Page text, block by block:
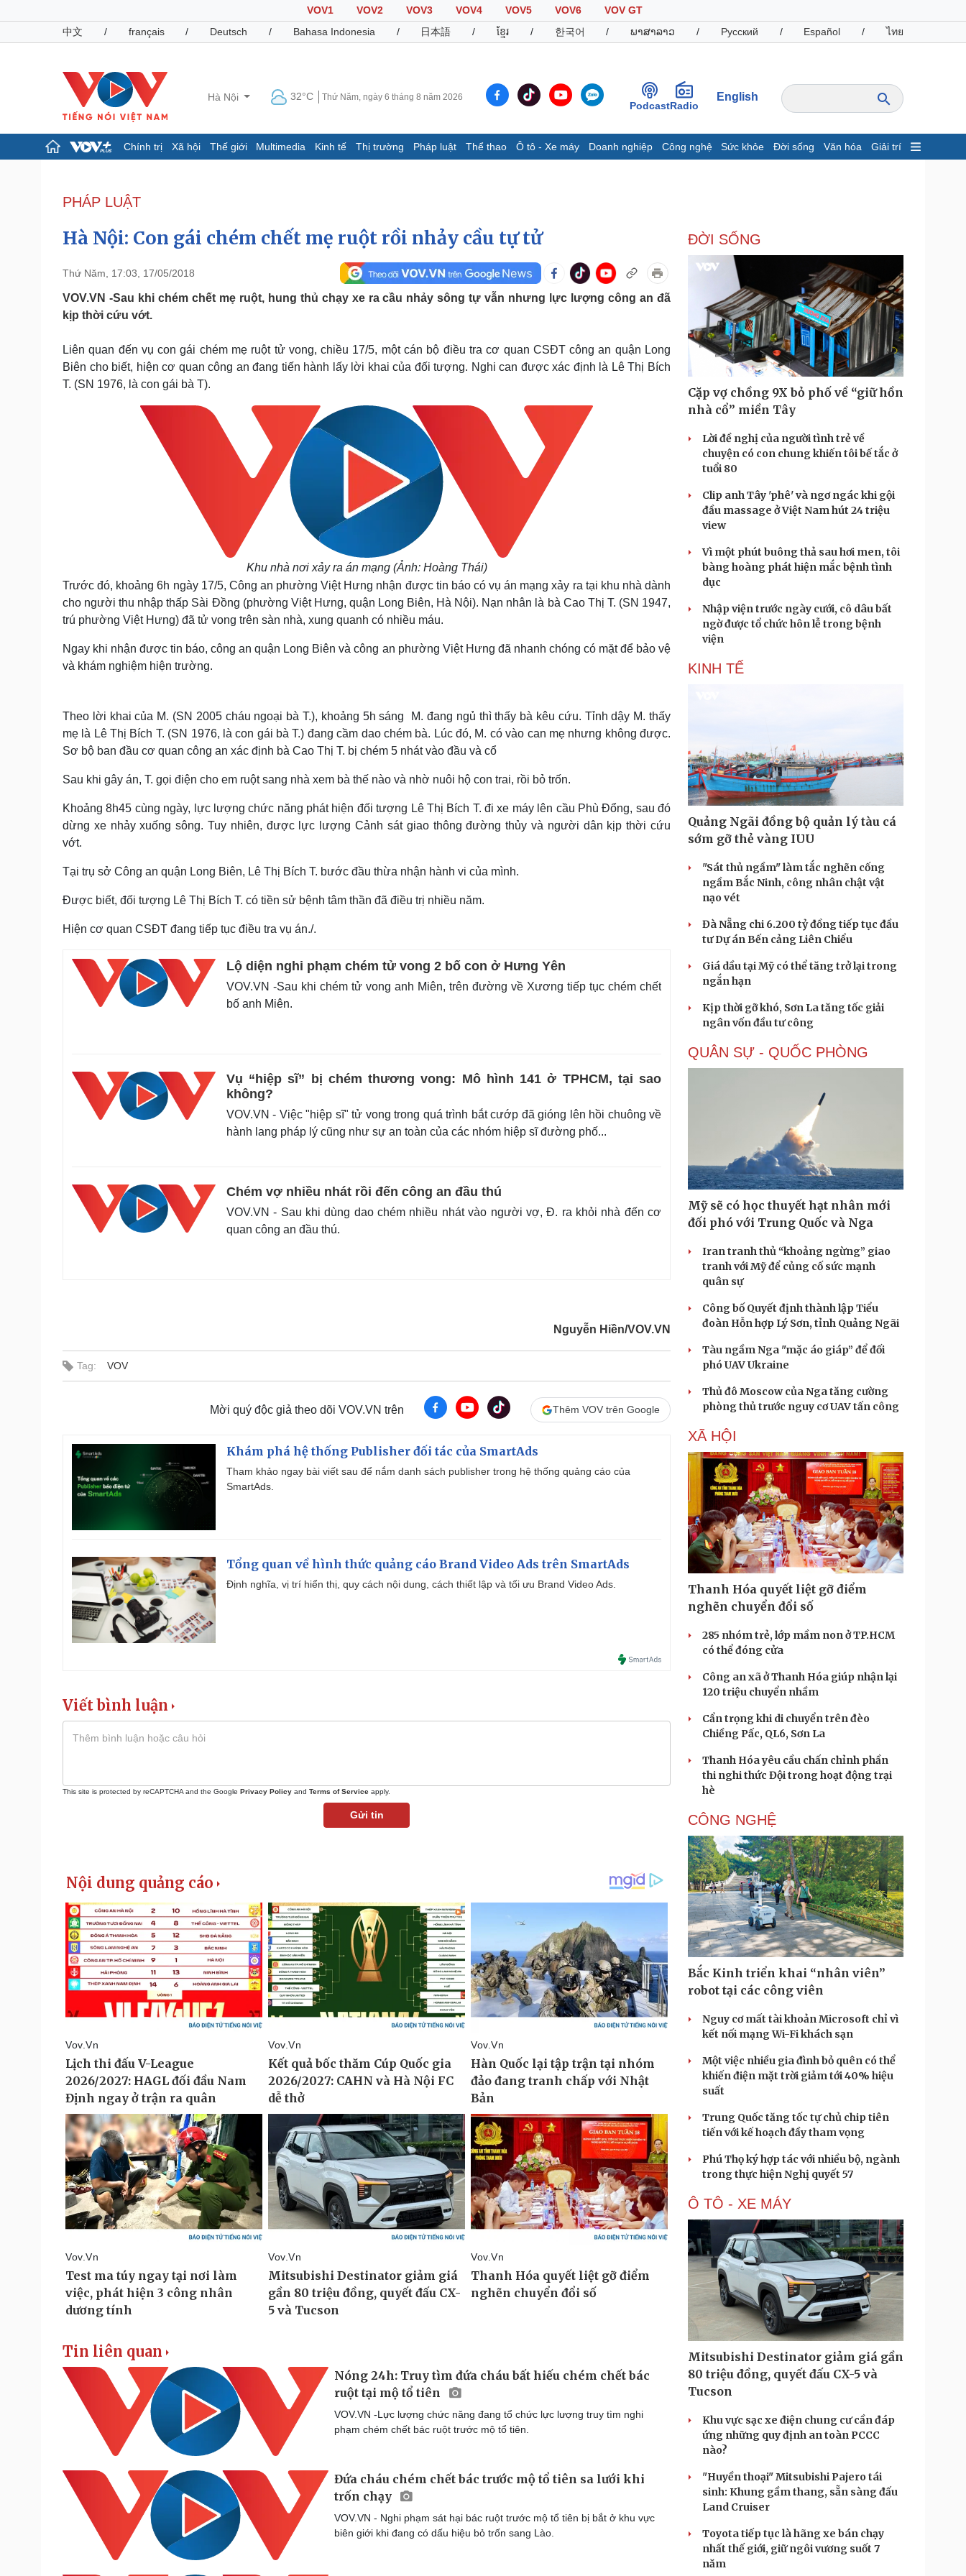
VOV1 VOV2 VOV3 VOV4 VOV5 VOV6
VOV GT
中文
/ français / Deutsch / Bahasa Indonesia / 日本語 / ខ្មែរ / 한국어 / ພາສາລາວ / Русский / Español / ไทย
Hà Nội 32°C Thứ Năm, ngày 6 tháng 8 năm 2026
PodcastRadio
English
Chính trị Xã hội Thế giới Multimedia Kinh tế Thị trường Pháp luật Thể thao Ô tô - Xe máy Doanh nghiệp Công nghệ Sức khỏe Đời sống Văn hóa Giải trí
Đảng
Tổ chức nhân sự
Nhận diện sự thật
Dấu ấn VOV
E-Magazine
Infographic
Giá cà phê
Pháp luật
Vụ án
Tư vấn luật
Quân sự - Quốc phòng
Phân tích
Thể thao
Thế giới thể thao
eSports
Ô tô - Xe máy
Tư vấn
Doanh nghiệp
Thông tin doanh nghiệp
Doanh nghiệp 24h
Doanh nhân
Vì cộng đồng
Công nghệ
Sành điệu
Tin Công nghệ
Trải nghiệm
Chuyển đổi số
Dinh dưỡng - món ngon
Nhà đẹp
Blog
Tình yêu - Gia đình
Sân khấu - Điện ảnh
Âm nhạc
Di sản
Nghệ sĩ
Thời trang
Sao Việt
Podcast
Câu chuyện thời sự
Đọc truyện đêm khuya
Cửa sổ tình yêu
PHÁP LUẬT
Hà Nội: Con gái chém chết mẹ ruột rồi nhảy cầu tự tử
Thứ Năm, 17:03, 17/05/2018
VOV.VN -Sau khi chém chết mẹ ruột, hung thủ chạy xe ra cầu nhảy sông tự vẫn nhưng lực lượng công an đã
kịp thời cứu vớt.
Liên quan đến vụ con gái chém mẹ ruột tử vong, chiều 17/5, một cán bộ điều tra cơ quan CSĐT công an quận Long
Biên cho biết, hiện cơ quan công an đang tiến hành lấy lời khai của đối tượng. Nghi can được xác định là Lê Thị Bích
T. (SN 1976, là con gái bà T).
Khu nhà nơi xảy ra án mạng (Ảnh: Hoàng Thái)
Trước đó, khoảng 6h ngày 17/5, Công an phường Việt Hưng nhận được tin báo có vụ án mạng xảy ra tại khu nhà dành
cho người thu nhập thấp Sài Đồng (phường Việt Hưng, quận Long Biên, Hà Nội). Nạn nhân là bà Cao Thị T. (SN 1947,
trú phường Việt Hưng) đã tử vong trên sàn nhà, xung quanh có nhiều máu.
Ngay khi nhận được tin báo, công an quận Long Biên và công an phường Việt Hưng đã nhanh chóng có mặt để bảo vệ
và khám nghiệm hiện trường.
Theo lời khai của M. (SN 2005 cháu ngoại bà T.), khoảng 5h sáng M. đang ngủ thì thấy bà kêu cứu. Tỉnh dậy M. thấy
mẹ là Lê Thị Bích T. (SN 1976, là con gái bà T.) đang cầm dao chém bà. Lúc đó, M. có vào can mẹ nhưng không được.
Sơ bộ ban đầu cơ quan công an xác định bà Cao Thị T. bị chém 5 nhát vào đầu và cổ
Sau khi gây án, T. gọi điện cho em ruột sang nhà xem bà thế nào và nhờ nuôi hộ con trai, rồi bỏ trốn.
Khoảng 8h45 cùng ngày, lực lượng chức năng phát hiện đối tượng Lê Thị Bích T. đi xe máy lên cầu Phù Đổng, sau đó
dừng xe nhảy xuống sông. Tuy nhiên, được lực lượng Cảnh sát giao thông đường thủy và người dân kịp thời cứu
vớt.
Tại trụ sở Công an quận Long Biên, Lê Thị Bích T. bước đầu thừa nhận hành vi của mình.
Được biết, đối tượng Lê Thị Bích T. có tiền sử bệnh tâm thần đã điều trị nhiều năm.
Hiện cơ quan CSĐT đang tiếp tục điều tra vụ án./.
Lộ diện nghi phạm chém tử vong 2 bố con ở Hưng Yên
VOV.VN -Sau khi chém tử vong anh Miên, trên đường về Xương tiếp tục chém chết
bố anh Miên.
Vụ “hiệp sĩ” bị chém thương vong: Mô hình 141 ở TPHCM, tại sao
không?
VOV.VN - Việc "hiệp sĩ" tử vong trong quá trình bắt cướp đã gióng lên hồi chuông về
hành lang pháp lý cũng như sự an toàn của các nhóm hiệp sĩ đường phố...
Chém vợ nhiều nhát rồi đến công an đầu thú
VOV.VN - Sau khi dùng dao chém nhiều nhát vào người vợ, Đ. ra khỏi nhà đến cơ
quan công an đầu thú.
Nguyễn Hiền/VOV.VN
Tag: VOV
Mời quý độc giả theo dõi VOV.VN trên Thêm VOV trên Google
Khám phá hệ thống Publisher đối tác của SmartAds
Tham khảo ngay bài viết sau để nắm danh sách publisher trong hệ thống quảng cáo của
SmartAds.
Tổng quan về hình thức quảng cáo Brand Video Ads trên SmartAds
Định nghĩa, vị trí hiển thị, quy cách nội dung, cách thiết lập và tối ưu Brand Video Ads.
Viết bình luận
This site is protected by reCAPTCHA and the Google Privacy Policy and Terms of Service apply.
Gửi tin
Tin liên quan
Nóng 24h: Truy tìm đứa cháu bất hiếu chém chết bác
ruột tại mộ tổ tiên
VOV.VN -Lực lượng chức năng đang tổ chức lực lượng truy tìm nghi
phạm chém chết bác ruột trước mộ tổ tiên.
Đứa cháu chém chết bác trước mộ tổ tiên sa lưới khi
trốn chạy
VOV.VN - Nghi phạm sát hại bác ruột trước mộ tổ tiên bị bắt ở khu vực
biên giới khi đang có dấu hiệu bỏ trốn sang Lào.
ĐỜI SỐNG
Cặp vợ chồng 9X bỏ phố về “giữ hồn
nhà cổ” miền Tây
Lời đề nghị của người tình trẻ về
chuyện có con chung khiến tôi bế tắc ở
tuổi 80
Clip anh Tây 'phê' và ngơ ngác khi gội
đầu massage ở Việt Nam hút 24 triệu
view
Vì một phút buông thả sau hơi men, tôi
bàng hoàng phát hiện mắc bệnh tình
dục
Nhập viện trước ngày cưới, cô dâu bất
ngờ được tổ chức hôn lễ trong bệnh
viện
KINH TẾ
Quảng Ngãi đồng bộ quản lý tàu cá
sớm gỡ thẻ vàng IUU
"Sát thủ ngầm" làm tắc nghẽn cống
ngầm Bắc Ninh, công nhân chật vật
nạo vét
Đà Nẵng chi 6.200 tỷ đồng tiếp tục đầu
tư Dự án Bến cảng Liên Chiểu
Giá dầu tại Mỹ có thể tăng trở lại trong
ngắn hạn
Kịp thời gỡ khó, Sơn La tăng tốc giải
ngân vốn đầu tư công
QUÂN SỰ - QUỐC PHÒNG
Mỹ sẽ có học thuyết hạt nhân mới
đối phó với Trung Quốc và Nga
Iran tranh thủ “khoảng ngừng” giao
tranh với Mỹ để củng cố sức mạnh
quân sự
Công bố Quyết định thành lập Tiểu
đoàn Hỗn hợp Lý Sơn, tỉnh Quảng Ngãi
Tàu ngầm Nga "mặc áo giáp” để đối
phó UAV Ukraine
Thủ đô Moscow của Nga tăng cường
phòng thủ trước nguy cơ UAV tấn công
XÃ HỘI
Thanh Hóa quyết liệt gỡ điểm
nghẽn chuyển đổi số
285 nhóm trẻ, lớp mầm non ở TP.HCM
có thể đóng cửa
Công an xã ở Thanh Hóa giúp nhận lại
120 triệu chuyển nhầm
Cẩn trọng khi di chuyển trên đèo
Chiềng Pấc, QL6, Sơn La
Thanh Hóa yêu cầu chấn chỉnh phần
thi nghi thức Đội trong hoạt động trại
hè
CÔNG NGHỆ
Bắc Kinh triển khai “nhân viên”
robot tại các công viên
Nguy cơ mất tài khoản Microsoft chỉ vì
kết nối mạng Wi-Fi khách sạn
Một việc nhiều gia đình bỏ quên có thể
khiến điện mặt trời giảm tới 40% hiệu
suất
Trung Quốc tăng tốc tự chủ chip tiên
tiến với kế hoạch đầy tham vọng
Phú Thọ ký hợp tác với nhiều bộ, ngành
trong thực hiện Nghị quyết 57
Ô TÔ - XE MÁY
Mitsubishi Destinator giảm giá gần
80 triệu đồng, quyết đấu CX-5 và
Tucson
Khu vực sạc xe điện chung cư cần đáp
ứng những quy định an toàn PCCC
nào?
"Huyền thoại" Mitsubishi Pajero tái
sinh: Khung gầm thang, sẵn sàng đấu
Land Cruiser
Toyota tiếp tục là hãng xe bán chạy
nhất thế giới, giữ ngôi vương suốt 7
năm